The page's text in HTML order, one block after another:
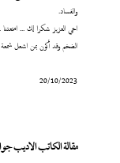
والفساد.
اخي العزيز شكرا لك ... امتعتنا
الضخم وقد أكون بمن اشعل شمعة
20/10/2023
مقالة الكاتب الاديب